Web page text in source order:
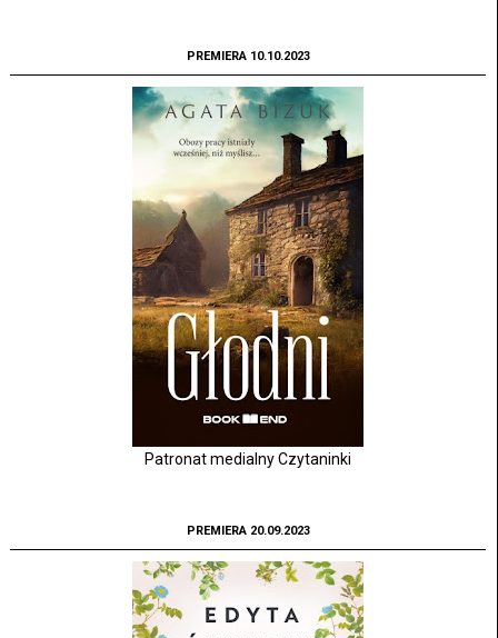
PREMIERA 10.10.2023
Patronat medialny Czytaninki
PREMIERA 20.09.2023